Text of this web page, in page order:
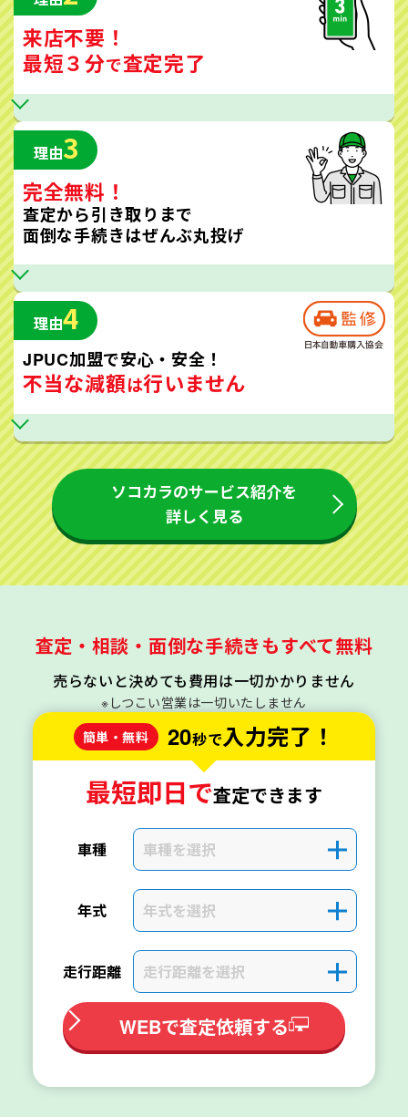
来店不要！
最短３分で査定完了
理由3
完全無料！
査定から引き取りまで
面倒な手続きはぜんぶ丸投げ
理由4
JPUC加盟で安心・安全！
不当な減額は行いません
ソコカラのサービス紹介を
詳しく見る
査定・相談・面倒な手続きもすべて無料
売らないと決めても費用は一切かかりません
※しつこい営業は一切いたしません
簡単・無料
20秒で入力完了！
最短即日で査定できます
車種 車種を選択 ＋
年式 年式を選択 ＋
走行距離 走行距離を選択 ＋
WEBで査定依頼する